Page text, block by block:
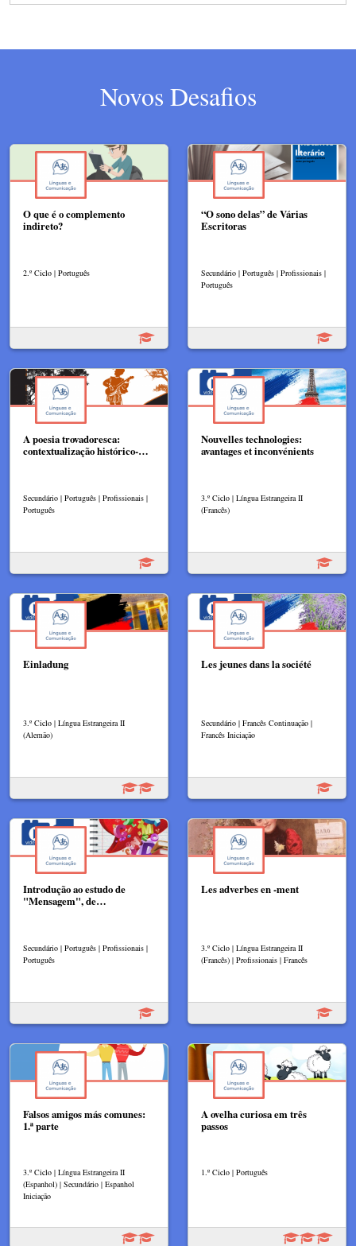
Novos Desafios
O que é o complemento
indireto?
2.º Ciclo | Português
“O sono delas” de Várias
Escritoras
Secundário | Português | Profissionais |
Português
A poesia trovadoresca:
contextualização histórico-…
Secundário | Português | Profissionais |
Português
Nouvelles technologies:
avantages et inconvénients
3.º Ciclo | Língua Estrangeira II
(Francês)
Einladung
3.º Ciclo | Língua Estrangeira II
(Alemão)
Les jeunes dans la société
Secundário | Francês Continuação |
Francês Iniciação
Introdução ao estudo de
"Mensagem", de…
Secundário | Português | Profissionais |
Português
Les adverbes en -ment
3.º Ciclo | Língua Estrangeira II
(Francês) | Profissionais | Francês
Falsos amigos más comunes:
1.ª parte
3.º Ciclo | Língua Estrangeira II
(Espanhol) | Secundário | Espanhol
Iniciação
A ovelha curiosa em três
passos
1.º Ciclo | Português